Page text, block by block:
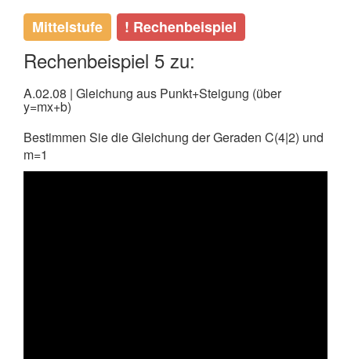
Mittelstufe ! Rechenbeispiel
Rechenbeispiel 5 zu:
A.02.08 | Gleichung aus Punkt+Steigung (über
y=mx+b)
Bestimmen Sie die Gleichung der Geraden C(4|2) und
m=1